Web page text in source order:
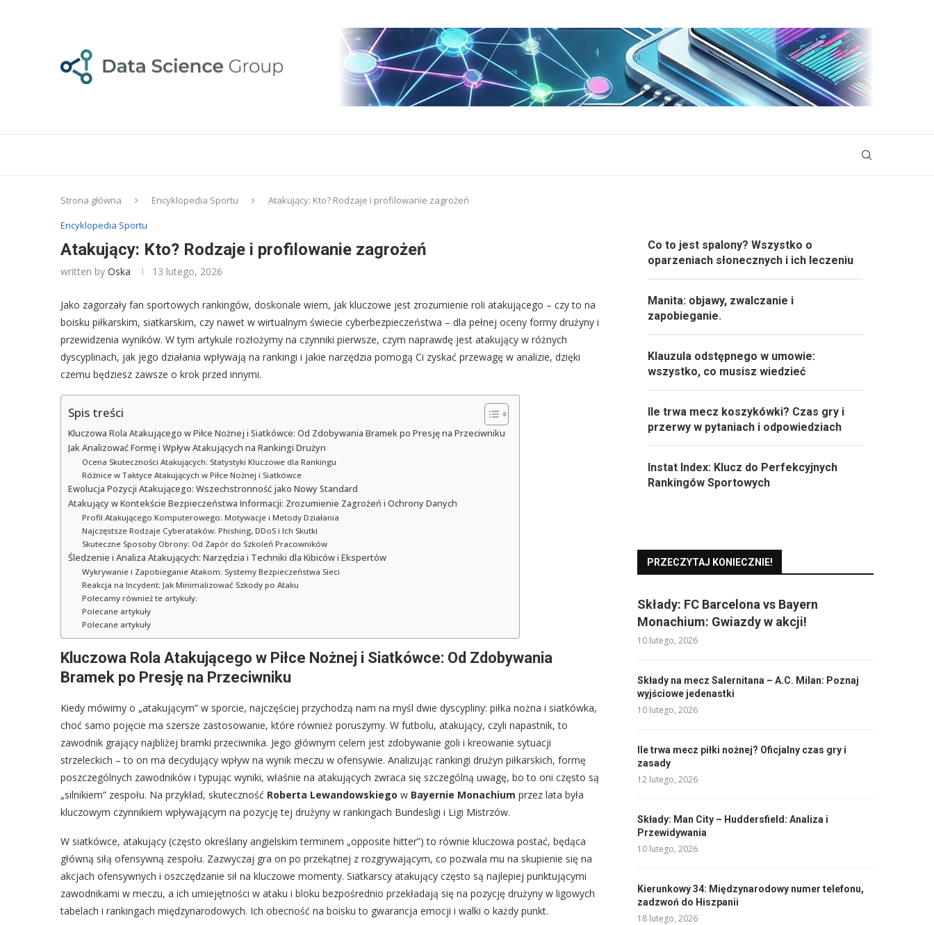
Strona główna Encyklopedia Sportu
Atakujący: Kto? Rodzaje i profilowanie zagrożeń
Encyklopedia Sportu
Atakujący: Kto? Rodzaje i profilowanie zagrożeń
written by Oska 13 lutego, 2026
Jako zagorzały fan sportowych rankingów, doskonale wiem, jak kluczowe jest zrozumienie roli atakującego – czy to na
boisku piłkarskim, siatkarskim, czy nawet w wirtualnym świecie cyberbezpieczeństwa – dla pełnej oceny formy drużyny i
przewidzenia wyników. W tym artykule rozłożymy na czynniki pierwsze, czym naprawdę jest atakujący w różnych
dyscyplinach, jak jego działania wpływają na rankingi i jakie narzędzia pomogą Ci zyskać przewagę w analizie, dzięki
czemu będziesz zawsze o krok przed innymi.
Spis treści
Kluczowa Rola Atakującego w Piłce Nożnej i Siatkówce: Od Zdobywania Bramek po Presję na Przeciwniku
Jak Analizować Formę i Wpływ Atakujących na Rankingi Drużyn
Ocena Skuteczności Atakujących: Statystyki Kluczowe dla Rankingu
Różnice w Taktyce Atakujących w Piłce Nożnej i Siatkówce
Ewolucja Pozycji Atakującego: Wszechstronność jako Nowy Standard
Atakujący w Kontekście Bezpieczeństwa Informacji: Zrozumienie Zagrożeń i Ochrony Danych
Profil Atakującego Komputerowego: Motywacje i Metody Działania
Najczęstsze Rodzaje Cyberataków: Phishing, DDoS i Ich Skutki
Skuteczne Sposoby Obrony: Od Zapór do Szkoleń Pracowników
Śledzenie i Analiza Atakujących: Narzędzia i Techniki dla Kibiców i Ekspertów
Wykrywanie i Zapobieganie Atakom: Systemy Bezpieczeństwa Sieci
Reakcja na Incydent: Jak Minimalizować Szkody po Ataku
Polecamy również te artykuły:
Polecane artykuły
Polecane artykuły
Kluczowa Rola Atakującego w Piłce Nożnej i Siatkówce: Od Zdobywania
Bramek po Presję na Przeciwniku
Kiedy mówimy o „atakującym” w sporcie, najczęściej przychodzą nam na myśl dwie dyscypliny: piłka nożna i siatkówka,
choć samo pojęcie ma szersze zastosowanie, które również poruszymy. W futbolu, atakujący, czyli napastnik, to
zawodnik grający najbliżej bramki przeciwnika. Jego głównym celem jest zdobywanie goli i kreowanie sytuacji
strzeleckich – to on ma decydujący wpływ na wynik meczu w ofensywie. Analizując rankingi drużyn piłkarskich, formę
poszczególnych zawodników i typując wyniki, właśnie na atakujących zwraca się szczególną uwagę, bo to oni często są
„silnikiem” zespołu. Na przykład, skuteczność Roberta Lewandowskiego w Bayernie Monachium przez lata była
kluczowym czynnikiem wpływającym na pozycję tej drużyny w rankingach Bundesligi i Ligi Mistrzów.
W siatkówce, atakujący (często określany angielskim terminem „opposite hitter”) to równie kluczowa postać, będąca
główną siłą ofensywną zespołu. Zazwyczaj gra on po przekątnej z rozgrywającym, co pozwala mu na skupienie się na
akcjach ofensywnych i oszczędzanie sił na kluczowe momenty. Siatkarscy atakujący często są najlepiej punktującymi
zawodnikami w meczu, a ich umiejętności w ataku i bloku bezpośrednio przekładają się na pozycję drużyny w ligowych
tabelach i rankingach międzynarodowych. Ich obecność na boisku to gwarancja emocji i walki o każdy punkt.
Co to jest spalony? Wszystko o
oparzeniach słonecznych i ich leczeniu
Manita: objawy, zwalczanie i
zapobieganie.
Klauzula odstępnego w umowie:
wszystko, co musisz wiedzieć
Ile trwa mecz koszykówki? Czas gry i
przerwy w pytaniach i odpowiedziach
Instat Index: Klucz do Perfekcyjnych
Rankingów Sportowych
PRZECZYTAJ KONIECZNIE!
Składy: FC Barcelona vs Bayern
Monachium: Gwiazdy w akcji!
10 lutego, 2026
Składy na mecz Salernitana – A.C. Milan: Poznaj
wyjściowe jedenastki
10 lutego, 2026
Ile trwa mecz piłki nożnej? Oficjalny czas gry i
zasady
12 lutego, 2026
Składy: Man City – Huddersfield: Analiza i
Przewidywania
10 lutego, 2026
Kierunkowy 34: Międzynarodowy numer telefonu,
zadzwoń do Hiszpanii
18 lutego, 2026